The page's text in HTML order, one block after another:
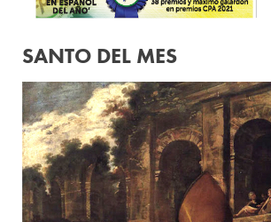
SANTO DEL MES